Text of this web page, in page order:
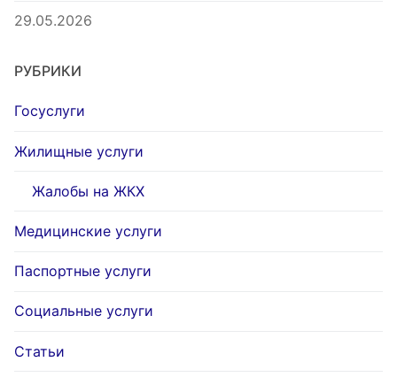
29.05.2026
РУБРИКИ
Госуслуги
Жилищные услуги
Жалобы на ЖКХ
Медицинские услуги
Паспортные услуги
Социальные услуги
Статьи